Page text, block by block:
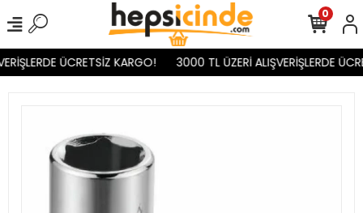
ÜCRETSİZ KARGO! 3000 TL ÜZERİ ALIŞVERİŞLERDE
0